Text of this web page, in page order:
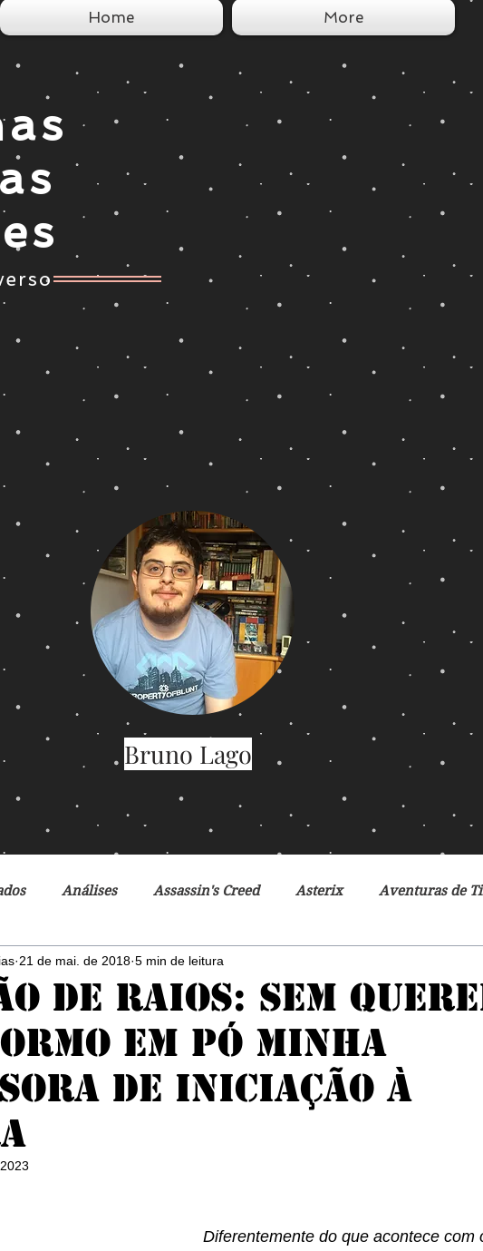
Home More
Análises Assassin's Creed Asterix Aventuras de
Ciclo da Herança Crônicas de Gelo e Fogo
Futuro Debates Desventuras em Série Disney
Fronteiras do Universo
de Raios: Sem
em pó minha
de iniciação à
21 de mai. de 2018 5 min de leitura
Diferentemente do que acontece com
Bruno Lago